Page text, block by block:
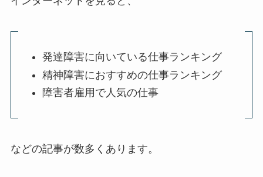
発達障害に向いている仕事ランキング
精神障害におすすめの仕事ランキング
障害者雇用で人気の仕事
などの記事が数多くあります。